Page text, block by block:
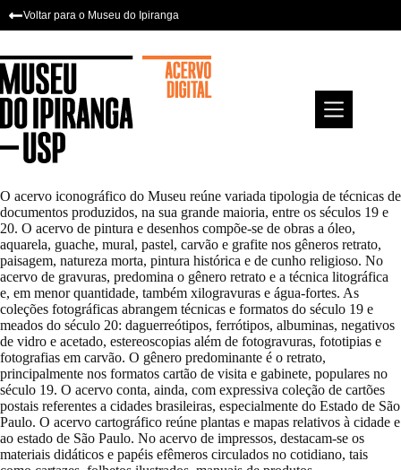
para
conteúdo
Voltar para o Museu do Ipiranga
O acervo iconográfico do Museu reúne variada tipologia de técnicas de
documentos produzidos, na sua grande maioria, entre os séculos 19 e
20. O acervo de pintura e desenhos compõe-se de obras a óleo,
aquarela, guache, mural, pastel, carvão e grafite nos gêneros retrato,
paisagem, natureza morta, pintura histórica e de cunho religioso. No
acervo de gravuras, predomina o gênero retrato e a técnica litográfica
e, em menor quantidade, também xilogravuras e água-fortes. As
coleções fotográficas abrangem técnicas e formatos do século 19 e
meados do século 20: daguerreótipos, ferrótipos, albuminas, negativos
de vidro e acetado, estereoscopias além de fotogravuras, fototipias e
fotografias em carvão. O gênero predominante é o retrato,
principalmente nos formatos cartão de visita e gabinete, populares no
século 19. O acervo conta, ainda, com expressiva coleção de cartões
postais referentes a cidades brasileiras, especialmente do Estado de São
Paulo. O acervo cartográfico reúne plantas e mapas relativos à cidade e
ao estado de São Paulo. No acervo de impressos, destacam-se os
materiais didáticos e papéis efêmeros circulados no cotidiano, tais